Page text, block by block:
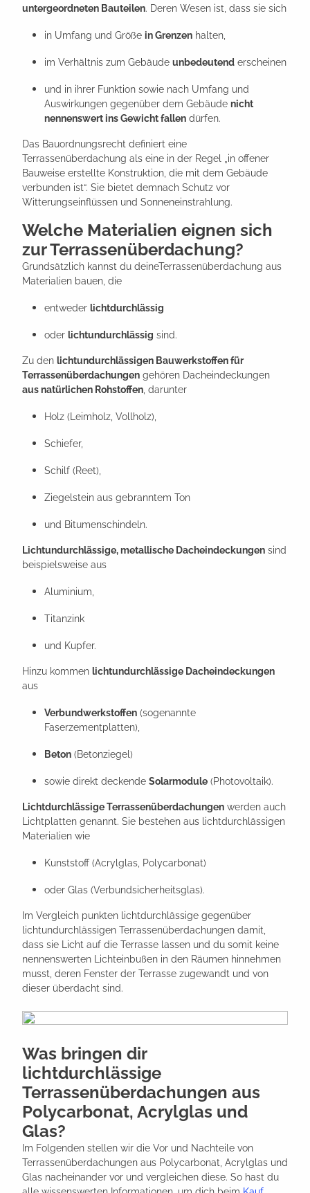
untergeordneten Bauteilen. Deren Wesen ist, dass sie sich
in Umfang und Größe in Grenzen halten,
im Verhältnis zum Gebäude unbedeutend erscheinen
und in ihrer Funktion sowie nach Umfang und
Auswirkungen gegenüber dem Gebäude nicht
nennenswert ins Gewicht fallen dürfen.
Das Bauordnungsrecht definiert eine
Terrassenüberdachung als eine in der Regel „in offener
Bauweise erstellte Konstruktion, die mit dem Gebäude
verbunden ist“. Sie bietet demnach Schutz vor
Witterungseinflüssen und Sonneneinstrahlung.
Welche Materialien eignen sich
zur Terrassenüberdachung?
Grundsätzlich kannst du deineTerrassenüberdachung aus
Materialien bauen, die
entweder lichtdurchlässig
oder lichtundurchlässig sind.
Zu den lichtundurchlässigen Bauwerkstoffen für
Terrassenüberdachungen gehören Dacheindeckungen
aus natürlichen Rohstoffen , darunter
Holz (Leimholz, Vollholz),
Schiefer,
Schilf (Reet),
Ziegelstein aus gebranntem Ton
und Bitumenschindeln.
Lichtundurchlässige, metallische Dacheindeckungen sind
beispielsweise aus
Aluminium,
Titanzink
und Kupfer.
Hinzu kommen lichtundurchlässige Dacheindeckungen
aus
Verbundwerkstoffen (sogenannte
Faserzementplatten),
Beton (Betonziegel)
sowie direkt deckende Solarmodule (Photovoltaik).
Lichtdurchlässige Terrassenüberdachungen werden auch
Lichtplatten genannt. Sie bestehen aus lichtdurchlässigen
Materialien wie
Kunststoff (Acrylglas, Polycarbonat)
oder Glas (Verbundsicherheitsglas).
Im Vergleich punkten lichtdurchlässige gegenüber
lichtundurchlässigen Terrassenüberdachungen damit,
dass sie Licht auf die Terrasse lassen und du somit keine
nennenswerten Lichteinbußen in den Räumen hinnehmen
musst, deren Fenster der Terrasse zugewandt und von
dieser überdacht sind.
Was bringen dir
lichtdurchlässige
Terrassenüberdachungen aus
Polycarbonat, Acrylglas und
Glas?
Im Folgenden stellen wir die Vor und Nachteile von
Terrassenüberdachungen aus Polycarbonat, Acrylglas und
Glas nacheinander vor und vergleichen diese. So hast du